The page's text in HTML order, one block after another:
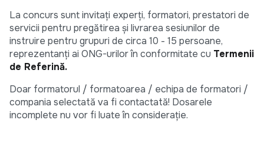
La concurs sunt invitați experți, formatori, prestatori de
servicii pentru pregătirea și livrarea sesiunilor de
instruire pentru grupuri de circa 10 - 15 persoane,
reprezentanți ai ONG-urilor în conformitate cu Termenii
de Referință.
Doar formatorul / formatoarea / echipa de formatori /
compania selectată va fi contactată! Dosarele
incomplete nu vor fi luate în considerație.